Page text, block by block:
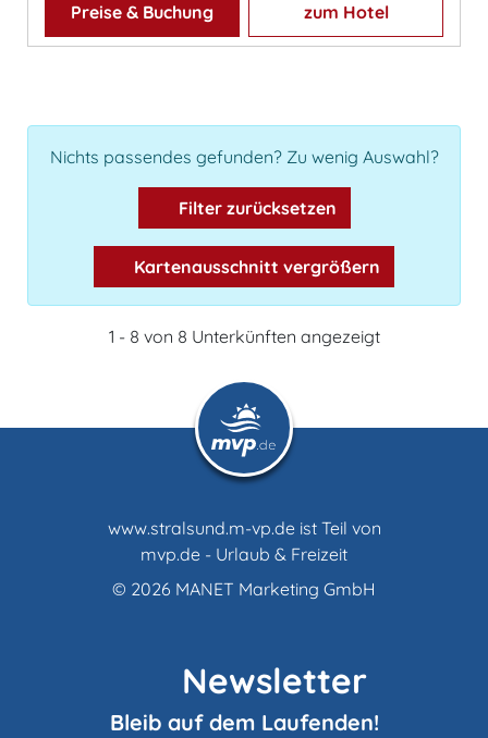
Preise & Buchung zum Hotel
Nichts passendes gefunden? Zu wenig Auswahl?
Filter zurücksetzen
Kartenausschnitt vergrößern
1 - 8 von 8 Unterkünften angezeigt
www.stralsund.m-vp.de ist Teil von
mvp.de - Urlaub & Freizeit
© 2026 MANET Marketing GmbH
Newsletter
Bleib auf dem Laufenden!